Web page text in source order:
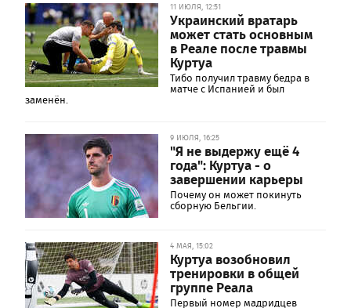
11 ИЮЛЯ, 12:51
Украинский вратарь
может стать основным
в Реале после травмы
Куртуа
Тибо получил травму бедра в
матче с Испанией и был
заменён.
9 ИЮЛЯ, 16:25
"Я не выдержу ещё 4
года": Куртуа - о
завершении карьеры
Почему он может покинуть
сборную Бельгии.
4 МАЯ, 15:02
Куртуа возобновил
тренировки в общей
группе Реала
Первый номер мадридцев